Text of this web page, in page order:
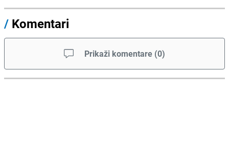
/ Komentari
Prikaži komentare (0)